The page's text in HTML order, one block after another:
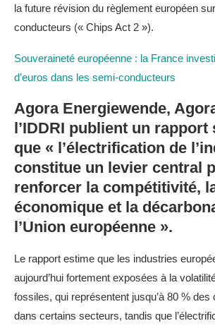
la future révision du règlement européen
conducteurs (« Chips Act 2 »).
Souveraineté européenne : la France
d’euros dans les semi-conducteurs
Agora Energiewende,
l’IDDRI publient un
que « l’électrification de
constitue un levier central
renforcer la compétitivité,
économique et la
l’Union européenne ».
Le rapport estime que les industries
aujourd’hui fortement exposées à la
fossiles, qui représentent jusqu’à 80 % des
dans certains secteurs, tandis que